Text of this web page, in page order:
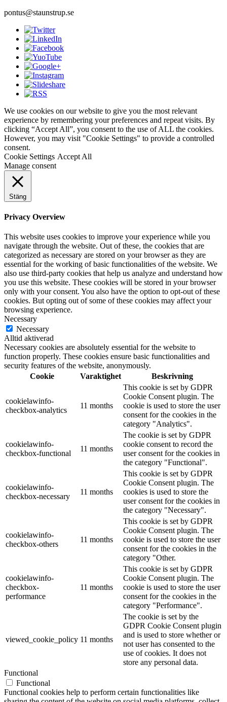
pontus@staunstrup.se
We use cookies on our website to give you the most relevant
experience by remembering your preferences and repeat visits. By
clicking “Accept All”, you consent to the use of ALL the cookies.
However, you may visit "Cookie Settings" to provide a controlled
consent.
Cookie Settings Accept All
Manage consent
Stäng
Privacy Overview
This website uses cookies to improve your experience while you
navigate through the website. Out of these, the cookies that are
categorized as necessary are stored on your browser as they are
essential for the working of basic functionalities of the website. We
also use third-party cookies that help us analyze and understand how
you use this website. These cookies will be stored in your browser
only with your consent. You also have the option to opt-out of these
cookies. But opting out of some of these cookies may affect your
browsing experience.
Necessary
Necessary
Alltid aktiverad
Necessary cookies are absolutely essential for the website to
function properly. These cookies ensure basic functionalities and
security features of the website, anonymously.
Cookie
Varaktighet Beskrivning
cookielawinfo-
checkbox-analytics
11 months
This cookie is set by GDPR
Cookie Consent plugin. The
cookie is used to store the user
consent for the cookies in the
category "Analytics".
cookielawinfo-
checkbox-functional
11 months
The cookie is set by GDPR
cookie consent to record the
user consent for the cookies in
the category "Functional".
cookielawinfo-
checkbox-necessary
11 months
This cookie is set by GDPR
Cookie Consent plugin. The
cookies is used to store the
user consent for the cookies in
the category "Necessary".
cookielawinfo-
checkbox-others
11 months
This cookie is set by GDPR
Cookie Consent plugin. The
cookie is used to store the user
consent for the cookies in the
category "Other.
cookielawinfo-
checkbox-
performance
11 months
This cookie is set by GDPR
Cookie Consent plugin. The
cookie is used to store the user
consent for the cookies in the
category "Performance".
viewed_cookie_policy 11 months
The cookie is set by the
GDPR Cookie Consent plugin
and is used to store whether or
not user has consented to the
use of cookies. It does not
store any personal data.
Functional
Functional
Functional cookies help to perform certain functionalities like